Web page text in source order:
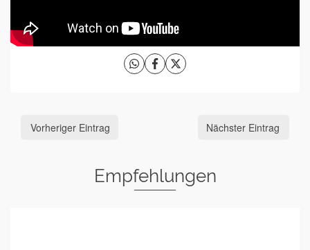
Vorheriger Eintrag Nächster Eintrag
Empfehlungen